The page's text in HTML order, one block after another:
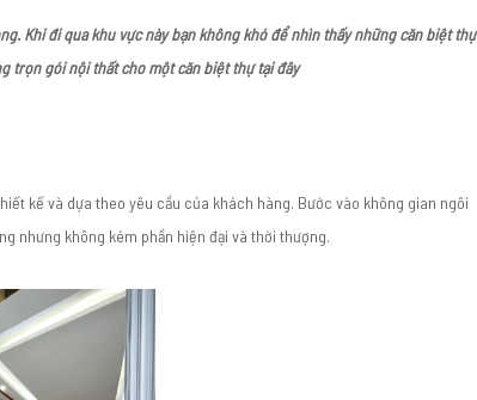
Khi đi qua khu vực này bạn không khó để nhìn thấy những căn biệt thự
trọn gói nội thất cho một căn biệt thự tại đây
kế và dựa theo yêu cầu của khách hàng. Bước vào không gian ngôi
nhưng không kém phần hiện đại và thời thượng.